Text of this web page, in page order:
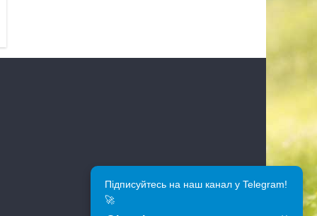
Підписуйтесь на наш канал у Telegram!
🚀